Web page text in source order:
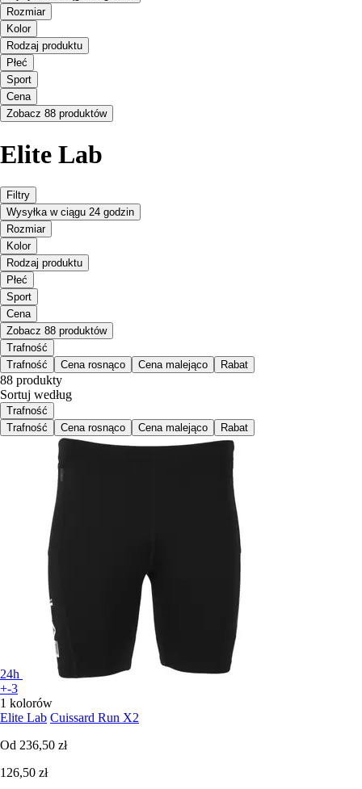
Rozmiar
Kolor
Rodzaj produktu
Płeć
Sport
Cena
Zobacz 88 produktów
Elite Lab
Filtry
Wysyłka w ciągu 24 godzin
Rozmiar
Kolor
Rodzaj produktu
Płeć
Sport
Cena
Zobacz 88 produktów
Trafność
Trafność
Cena rosnąco Cena malejąco Rabat
88 produkty
Sortuj według
Trafność
Trafność
Cena rosnąco Cena malejąco Rabat
24h
+-3
1 kolorów
Elite Lab Cuissard Run X2
Od 236,50 zł
126,50 zł